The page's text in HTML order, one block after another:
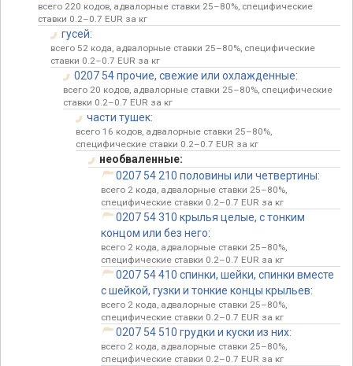
всего 220 кодов, адвалорные ставки 25–80%, специфические
ставки 0.2–0.7 EUR за кг
гусей:
всего 52 кода, адвалорные ставки 25–80%, специфические
ставки 0.2–0.7 EUR за кг
0207 54 прочие, свежие или охлажденные:
всего 20 кодов, адвалорные ставки 25–80%, специфические
ставки 0.2–0.7 EUR за кг
части тушек:
всего 16 кодов, адвалорные ставки 25–80%,
специфические ставки 0.2–0.7 EUR за кг
необваленные:
0207 54 210 половины или четвертины:
всего 2 кода, адвалорные ставки 25–80%,
специфические ставки 0.2–0.7 EUR за кг
0207 54 310 крылья целые, с тонким
концом или без него:
всего 2 кода, адвалорные ставки 25–80%,
специфические ставки 0.2–0.7 EUR за кг
0207 54 410 спинки, шейки, спинки вместе
с шейкой, гузки и тонкие концы крыльев:
всего 2 кода, адвалорные ставки 25–80%,
специфические ставки 0.2–0.7 EUR за кг
0207 54 510 грудки и куски из них:
всего 2 кода, адвалорные ставки 25–80%,
специфические ставки 0.2–0.7 EUR за кг